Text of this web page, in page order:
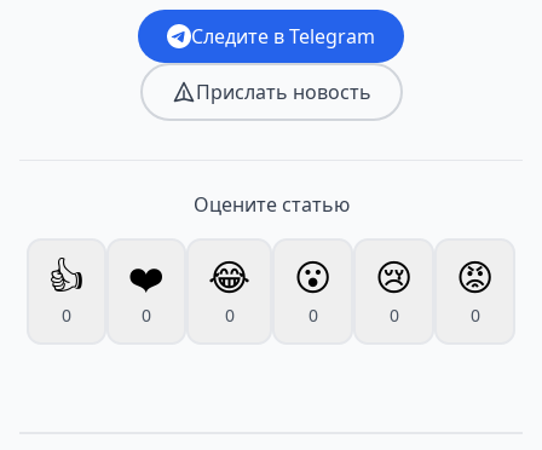
Следите в Telegram
Прислать новость
Оцените статью
👍
0
❤️
0
😂
0
😮
0
😢
0
😡
0